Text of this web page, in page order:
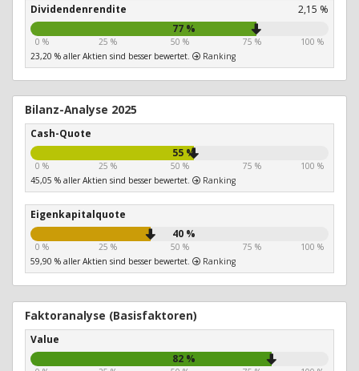
Dividendenrendite
2,15 %
77 %
0 % 25 % 50 % 75 %
100 %
23,20 % aller Aktien sind besser bewertet.
Ranking
Bilanz-Analyse 2025
Cash-Quote
55 %
0 % 25 % 50 % 75 %
100 %
45,05 % aller Aktien sind besser bewertet.
Ranking
Eigenkapitalquote
40 %
0 % 25 % 50 % 75 %
100 %
59,90 % aller Aktien sind besser bewertet.
Ranking
Faktoranalyse (Basisfaktoren)
Value
82 %